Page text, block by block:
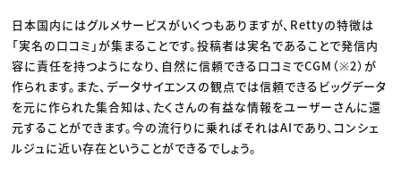
日本国内にはグルメサービスがいくつもありますが、Rettyの特徴は
「実名の口コミ」が集まることです。投稿者は実名であることで発信内
容に責任を持つようになり、自然に信頼できる口コミでCGM（※2）が
作られます。また、データサイエンスの観点では信頼できるビッグデータ
を元に作られた集合知は、たくさんの有益な情報をユーザーさんに還
元することができます。今の流行りに乗ればそれはAIであり、コンシェ
ルジュに近い存在ということができるでしょう。